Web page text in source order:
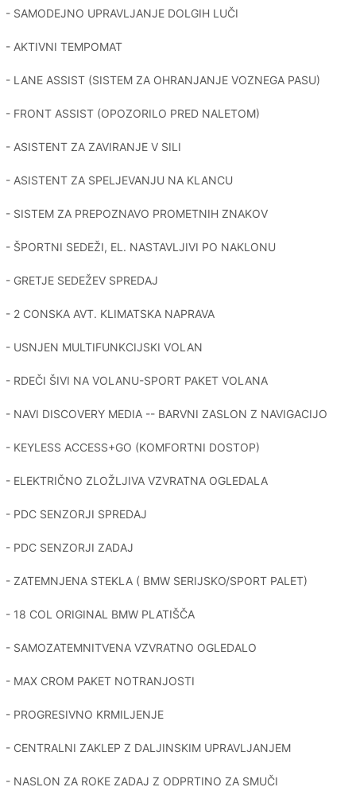
- SAMODEJNO UPRAVLJANJE DOLGIH LUČI
- AKTIVNI TEMPOMAT
- LANE ASSIST (SISTEM ZA OHRANJANJE VOZNEGA PASU)
- FRONT ASSIST (OPOZORILO PRED NALETOM)
- ASISTENT ZA ZAVIRANJE V SILI
- ASISTENT ZA SPELJEVANJU NA KLANCU
- SISTEM ZA PREPOZNAVO PROMETNIH ZNAKOV
- ŠPORTNI SEDEŽI, EL. NASTAVLJIVI PO NAKLONU
- GRETJE SEDEŽEV SPREDAJ
- 2 CONSKA AVT. KLIMATSKA NAPRAVA
- USNJEN MULTIFUNKCIJSKI VOLAN
- RDEČI ŠIVI NA VOLANU-SPORT PAKET VOLANA
- NAVI DISCOVERY MEDIA -- BARVNI ZASLON Z NAVIGACIJO
- KEYLESS ACCESS+GO (KOMFORTNI DOSTOP)
- ELEKTRIČNO ZLOŽLJIVA VZVRATNA OGLEDALA
- PDC SENZORJI SPREDAJ
- PDC SENZORJI ZADAJ
- ZATEMNJENA STEKLA ( BMW SERIJSKO/SPORT PALET)
- 18 COL ORIGINAL BMW PLATIŠČA
- SAMOZATEMNITVENA VZVRATNO OGLEDALO
- MAX CROM PAKET NOTRANJOSTI
- PROGRESIVNO KRMILJENJE
- CENTRALNI ZAKLEP Z DALJINSKIM UPRAVLJANJEM
- NASLON ZA ROKE ZADAJ Z ODPRTINO ZA SMUČI